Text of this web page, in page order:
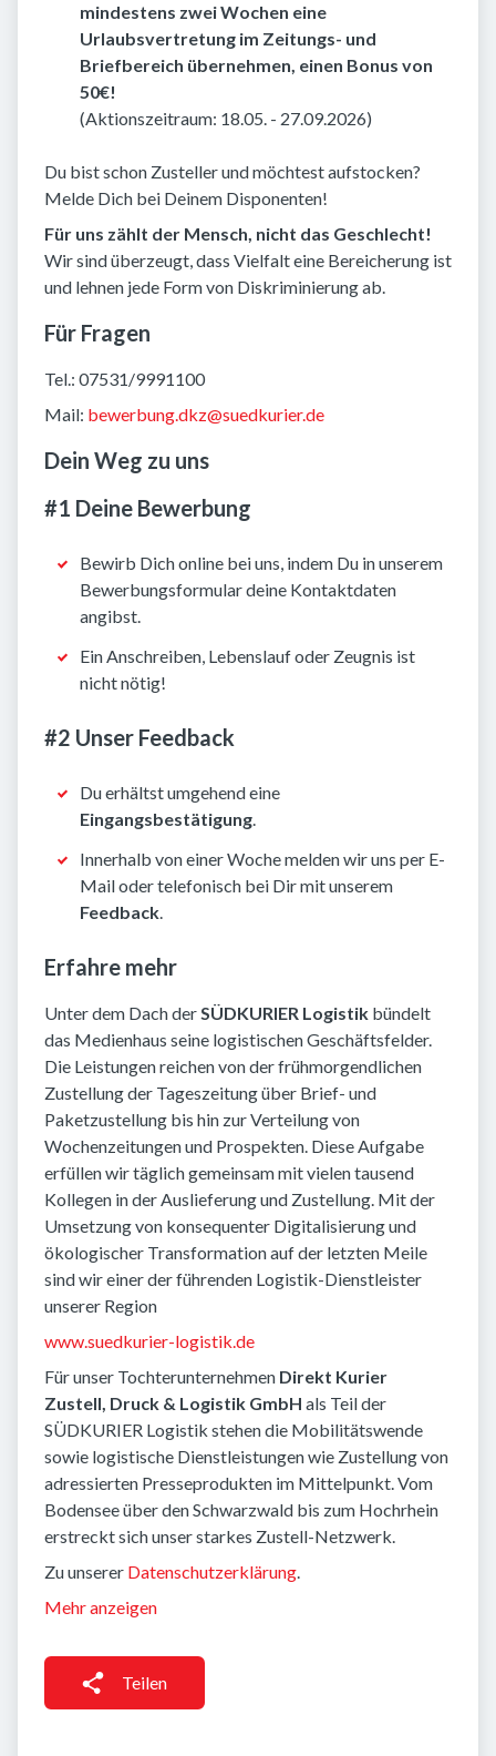
mindestens zwei Wochen eine
Urlaubsvertretung im Zeitungs- und
Briefbereich übernehmen, einen Bonus von
50€!
(Aktionszeitraum: 18.05. - 27.09.2026)
Du bist schon Zusteller und möchtest aufstocken?
Melde Dich bei Deinem Disponenten!
Für uns zählt der Mensch, nicht das Geschlecht!
Wir sind überzeugt, dass Vielfalt eine Bereicherung ist
und lehnen jede Form von Diskriminierung ab.
Für Fragen
Tel.: 07531/9991100
Mail: bewerbung.dkz@suedkurier.de
Dein Weg zu uns
#1 Deine Bewerbung
Bewirb Dich online bei uns, indem Du in unserem
Bewerbungsformular deine Kontaktdaten
angibst.
Ein Anschreiben, Lebenslauf oder Zeugnis ist
nicht nötig!
#2 Unser Feedback
Du erhältst umgehend eine
Eingangsbestätigung.
Innerhalb von einer Woche melden wir uns per E-
Mail oder telefonisch bei Dir mit unserem
Feedback.
Erfahre mehr
Unter dem Dach derSÜDKURIER Logistik bündelt
das Medienhaus seine logistischen Geschäftsfelder.
Die Leistungen reichen von der frühmorgendlichen
Zustellung der Tageszeitung über Brief- und
Paketzustellung bis hin zur Verteilung von
Wochenzeitungen und Prospekten. Diese Aufgabe
erfüllen wir täglich gemeinsam mit vielen tausend
Kollegen in der Auslieferung und Zustellung. Mit der
Umsetzung von konsequenter Digitalisierung und
ökologischer Transformation auf der letzten Meile
sind wir einer der führenden Logistik-Dienstleister
unserer Region
www.suedkurier-logistik.de
Für unser Tochterunternehmen Direkt Kurier
Zustell, Druck & Logistik GmbH als Teil der
SÜDKURIER Logistik stehen die Mobilitätswende
sowie logistische Dienstleistungen wie Zustellung von
adressierten Presseprodukten im Mittelpunkt. Vom
Bodensee über den Schwarzwald bis zum Hochrhein
erstreckt sich unser starkes Zustell-Netzwerk.
Zu unserer Datenschutzerklärung.
Mehr anzeigen
Teilen